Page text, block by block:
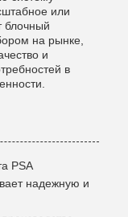
или
блочный
на рынке,
и
в
PSA
надежную и